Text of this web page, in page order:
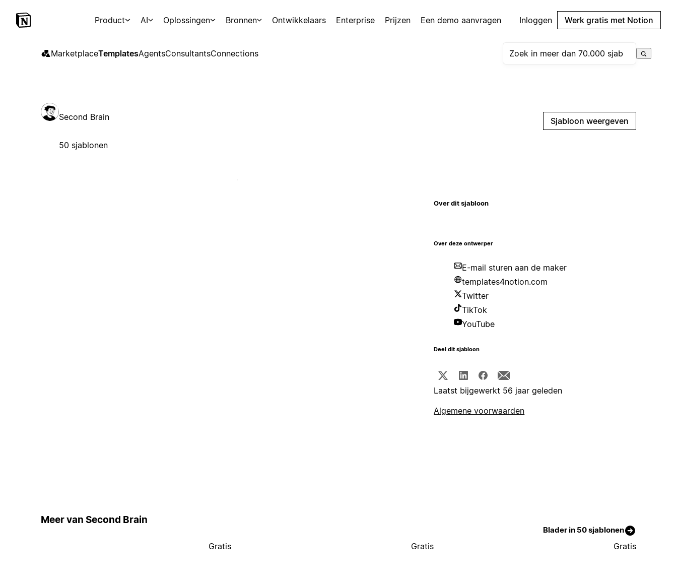
Product AI Oplossingen Bronnen Ontwikkelaars Enterprise Prijzen Een demo aanvragen Inloggen Werk gratis met Notion
MarketplaceTemplatesAgentsConsultantsConnections
Second Brain
50 sjablonen
Sjabloon weergeven
Over dit sjabloon
Over deze ontwerper
E-mail sturen aan de maker
templates4notion.com
Twitter
TikTok
YouTube
Deel dit sjabloon
Laatst bijgewerkt 56 jaar geleden
Algemene voorwaarden
Meer van Second Brain
Blader in 50 sjablonen
Gratis Gratis Gratis